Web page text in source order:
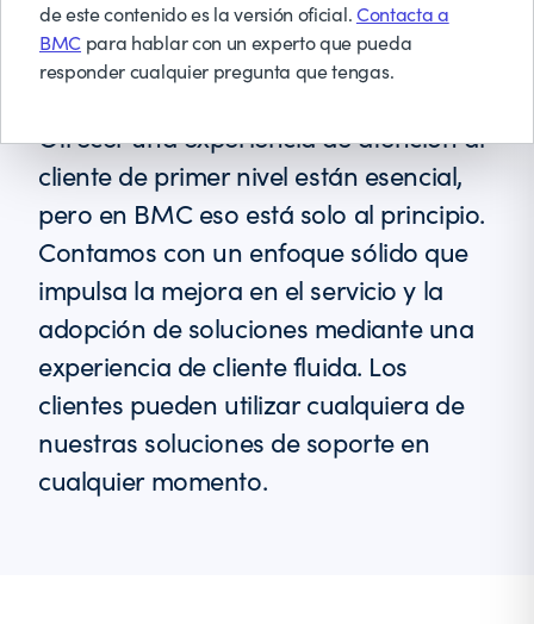
de este contenido es la versión oficial.Contacta a
BMC para hablar con un experto que pueda
responder cualquier pregunta que tengas.
Ofrecer una experiencia de atención al
cliente de primer nivel están esencial,
pero en BMC eso está solo al principio.
Contamos con un enfoque sólido que
impulsa la mejora en el servicio y la
adopción de soluciones mediante una
experiencia de cliente fluida. Los
clientes pueden utilizar cualquiera de
nuestras soluciones de soporte en
cualquier momento.